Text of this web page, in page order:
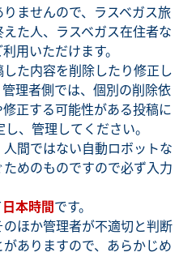
ませんので、ラスベガス旅
た人、ラスベガス在住者な
用いただけます。
た内容を削除したり修正し
理者側では、個別の削除依
正する可能性がある投稿に
、管理してください。
間ではない自動ロボットな
めのものですので必ず入力
日本時間です。
ほか管理者が不適切と判断
ありますので、あらかじめ